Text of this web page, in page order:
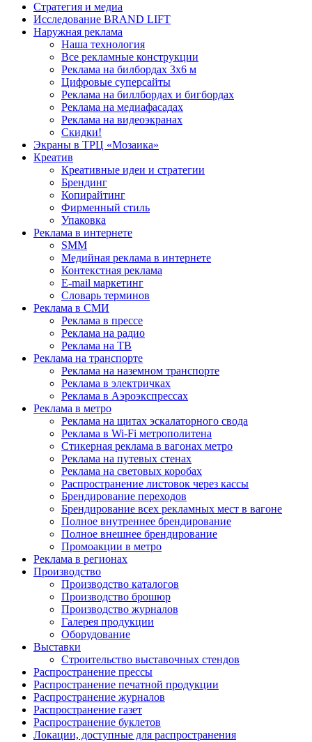
Стратегия и медиа
Исследование BRAND LIFT
Наружная реклама
Наша технология
Все рекламные конструкции
Реклама на билбордах 3х6 м
Цифровые суперсайты
Реклама на биллбордах и бигбордах
Реклама на медиафасадах
Реклама на видеоэкранах
Скидки!
Экраны в ТРЦ «Мозаика»
Креатив
Креативные идеи и стратегии
Брендинг
Копирайтинг
Фирменный стиль
Упаковка
Реклама в интернете
SMM
Медийная реклама в интернете
Контекстная реклама
E-mail маркетинг
Словарь терминов
Реклама в СМИ
Реклама в прессе
Реклама на радио
Реклама на ТВ
Реклама на транспорте
Реклама на наземном транспорте
Реклама в электричках
Реклама в Аэроэкспрессах
Реклама в метро
Реклама на щитах эскалаторного свода
Реклама в Wi-Fi метрополитена
Стикерная реклама в вагонах метро
Реклама на путевых стенах
Реклама на световых коробах
Распространение листовок через кассы
Брендирование переходов
Брендирование всех рекламных мест в вагоне
Полное внутреннее брендирование
Полное внешнее брендирование
Промоакции в метро
Реклама в регионах
Производство
Производство каталогов
Производство брошюр
Производство журналов
Галерея продукции
Оборудование
Выставки
Строительство выставочных стендов
Распространение прессы
Распространение печатной продукции
Распространение журналов
Распространение газет
Распространение буклетов
Локации, доступные для распространения